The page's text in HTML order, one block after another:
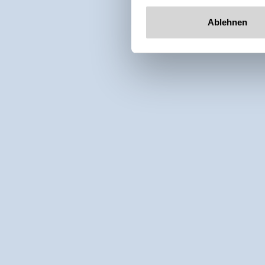
Ablehnen